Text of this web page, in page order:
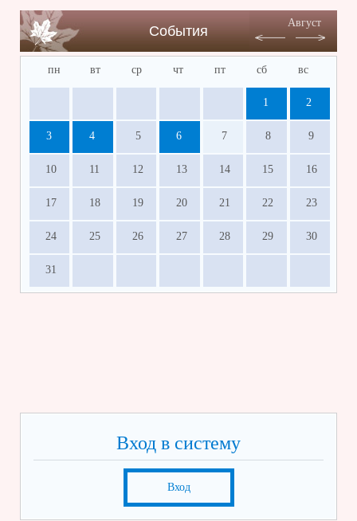
События
Август
пн вт ср чт пт сб вс
1 2
3 4 5 6 7 8 9
10 11 12 13 14 15 16
17 18 19 20 21 22 23
24 25 26 27 28 29 30
31
Вход в систему
Вход